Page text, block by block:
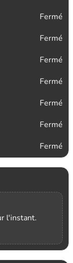
Fermé
Fermé
Fermé
Fermé
Fermé
Fermé
Fermé
l'instant.